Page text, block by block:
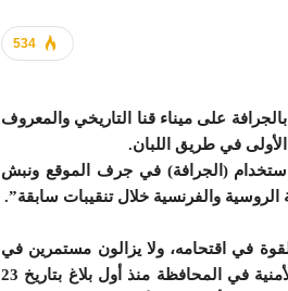
534
على ميناء قنا التاريخي والمعروف
في طريق اللبان.
(الجرافة) في جرف الموقع ونبش
الروسية والفرنسية خلال تنقيبات سابقة”.
في اقتحامه، ولا يزالون مستمرين في
ممارسة أعمال العبث، مشيرا إلى أن الهيئة قد تخاطبت مع الأجهزة المحلية والأمنية في المحافظة منذ أول بلاغ بتاريخ 23